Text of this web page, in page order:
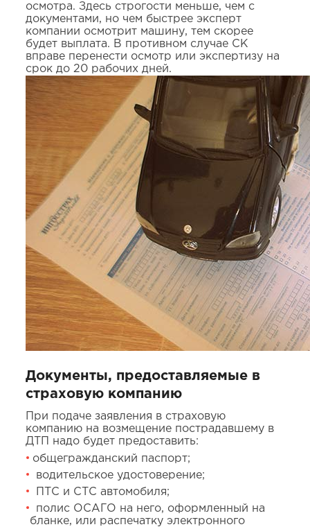
осмотра. Здесь строгости меньше, чем с
документами, но чем быстрее эксперт
компании осмотрит машину, тем скорее
будет выплата. В противном случае СК
вправе перенести осмотр или экспертизу на
срок до 20 рабочих дней.
Документы, предоставляемые в
страховую компанию
При подаче заявления в страховую
компанию на возмещение пострадавшему в
ДТП надо будет предоставить:
общегражданский паспорт;
водительское удостоверение;
ПТС и СТС автомобиля;
полис ОСАГО на него, оформленный на
бланке, или распечатку электронного